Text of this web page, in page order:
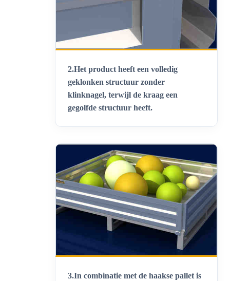
2.Het product heeft een volledig
geklonken structuur zonder
klinknagel, terwijl de kraag een
gegolfde structuur heeft.
3.In combinatie met de haakse pallet is